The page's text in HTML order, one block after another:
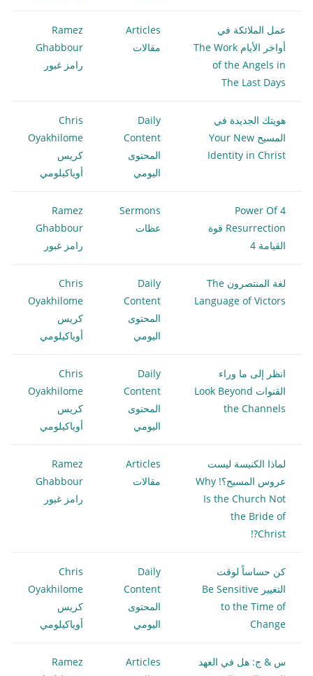
عمل الملائكة في
أواخر الأيام The Work
of the Angels in
The Last Days
Articles
مقالات
Ramez
Ghabbour
رامز غبور
هويتك الجديدة في
المسيح Your New
Identity in Christ
Daily
Content
المحتوى
اليومي
Chris
Oyakhilome
كريس
أوياكيلومي
4 Power Of
Resurrection قوة
القيامة 4
Sermons
عظات
Ramez
Ghabbour
رامز غبور
لغة المنتصرون The
Language of Victors
Daily
Content
المحتوى
اليومي
Chris
Oyakhilome
كريس
أوياكيلومي
انظر إلى ما وراء
القنوات Look Beyond
the Channels
Daily
Content
المحتوى
اليومي
Chris
Oyakhilome
كريس
أوياكيلومي
لماذا الكنيسة ليست
عروس المسيح؟! Why
Is the Church Not
the Bride of
Christ?!
Articles
مقالات
Ramez
Ghabbour
رامز غبور
كن حساساً لوقت
التغيير Be Sensitive
to the Time of
Change
Daily
Content
المحتوى
اليومي
Chris
Oyakhilome
كريس
أوياكيلومي
س & ج: هل في العهد
Articles
Ramez